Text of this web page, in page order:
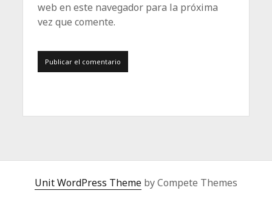
web en este navegador para la próxima
vez que comente.
Unit WordPress Theme by Compete Themes